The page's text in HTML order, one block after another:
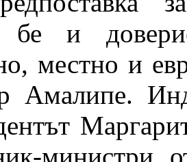
бе и
местно и
Амалипе.
министри